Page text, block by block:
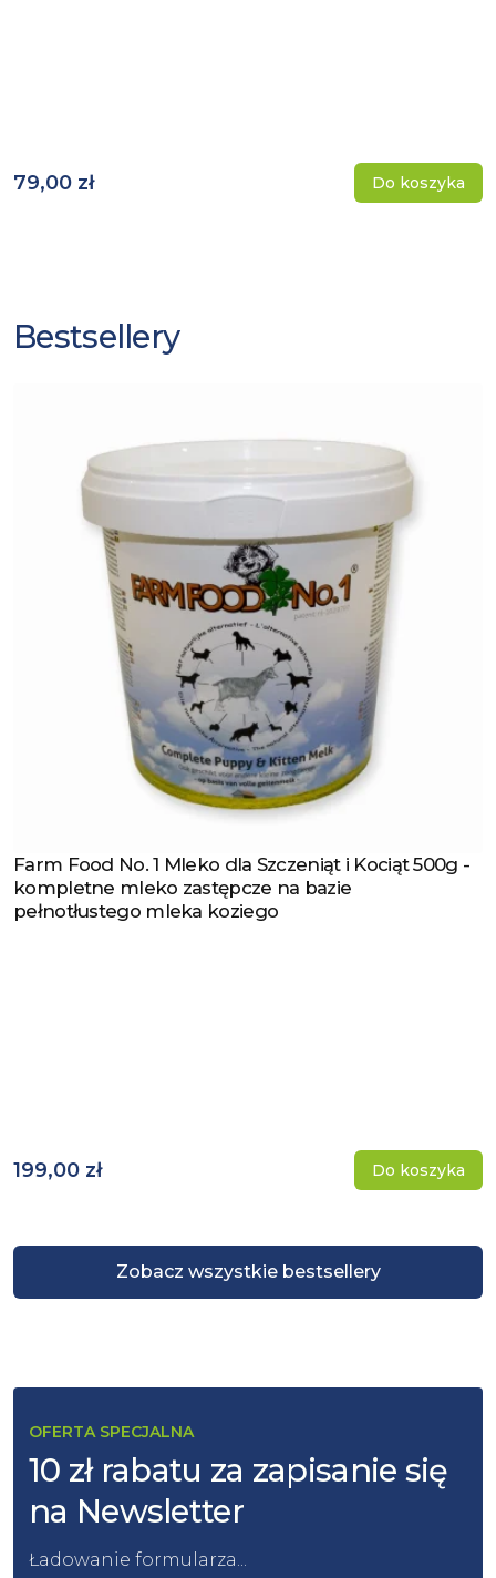
79,00 zł Do koszyka
Bestsellery
Zobacz wszystkie bestsellery
Zobacz produkt
Farm Food No. 1 Mleko dla Szczeniąt i Kociąt 500g -
kompletne mleko zastępcze na bazie
pełnotłustego mleka koziego
199,00 zł Do koszyka
OFERTA SPECJALNA
10 zł rabatu za zapisanie się
na Newsletter
Ładowanie formularza...